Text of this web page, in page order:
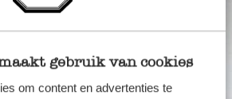
gebruik van cookies
om content en advertenties te